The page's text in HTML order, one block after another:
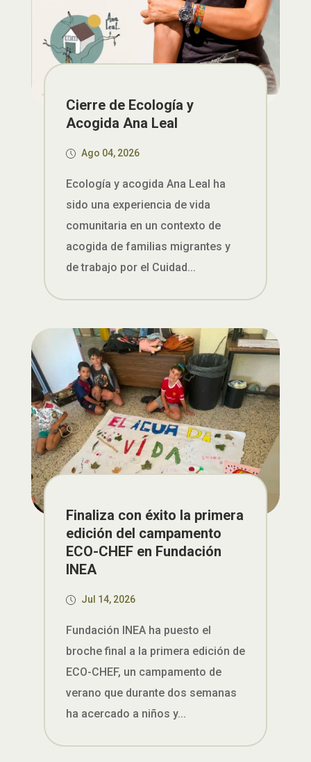
Cierre de Ecología y
Acogida Ana Leal
Ago 04, 2026
Ecología y acogida Ana Leal ha
sido una experiencia de vida
comunitaria en un contexto de
acogida de familias migrantes y
de trabajo por el Cuidad...
Finaliza con éxito la primera
edición del campamento
ECO-CHEF en Fundación
INEA
Jul 14, 2026
Fundación INEA ha puesto el
broche final a la primera edición de
ECO-CHEF, un campamento de
verano que durante dos semanas
ha acercado a niños y...